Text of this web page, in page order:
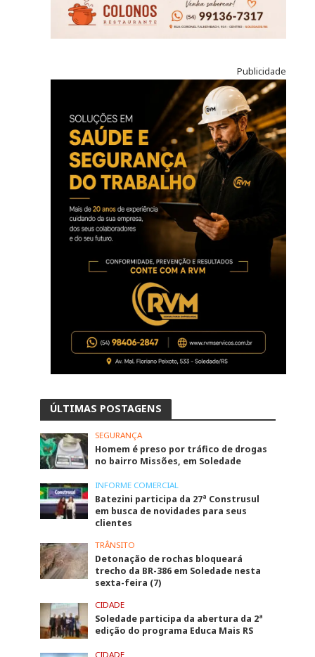
Publicidade
ÚLTIMAS POSTAGENS
SEGURANÇA
Homem é preso por tráfico de drogas
no bairro Missões, em Soledade
INFORME COMERCIAL
Batezini participa da 27ª Construsul
em busca de novidades para seus
clientes
TRÂNSITO
Detonação de rochas bloqueará
trecho da BR-386 em Soledade nesta
sexta-feira (7)
CIDADE
Soledade participa da abertura da 2ª
edição do programa Educa Mais RS
CIDADE